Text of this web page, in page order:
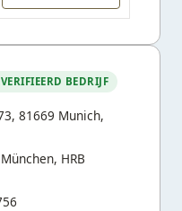
BEDRIJF
81669 Munich,
HRB